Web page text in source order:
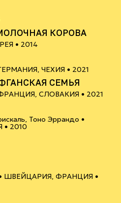
КОРОВА
• 2014
ЧЕХИЯ • 2021
СЕМЬЯ
СЛОВАКИЯ • 2021
16+
Тоно Эррандо •
• 2010
ШВЕЙЦАРИЯ, ФРАНЦИЯ •6+